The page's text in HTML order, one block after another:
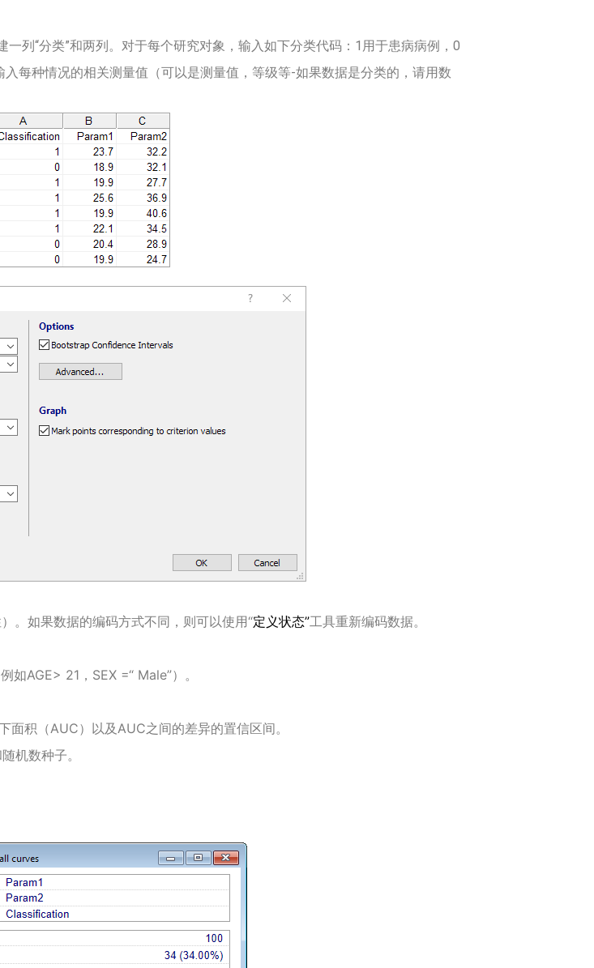
列“分类”和两列。对于每个研究对象，输入如下分类代码：1用于患病病例，0
入每种情况的相关测量值（可以是测量值，等级等-如果数据是分类的，请用数
。 如果数据的编码方式不同，则可以使用“定义状态”工具重新编码数据。
如AGE> 21，SEX =“ Male”）。
积（AUC）以及AUC之间的差异的置信区间。
机数种子。